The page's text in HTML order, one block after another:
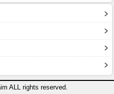
ALL rights reserved.